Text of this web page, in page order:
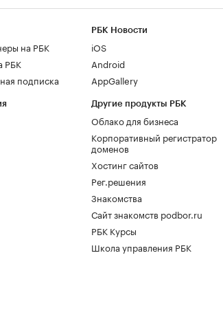
на РБК
РБК
подписка
РБК Новости
iOS
Android
AppGallery
Другие продукты РБК
Облако для бизнеса
Корпоративный регистратор
доменов
Хостинг сайтов
Рег.решения
Знакомства
Сайт знакомств podbor.ru
РБК Курсы
Школа управления РБК